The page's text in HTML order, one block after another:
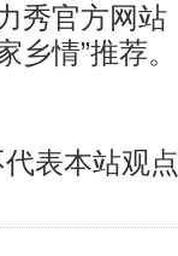
秀官方网站
乡情”推荐
表本站观点